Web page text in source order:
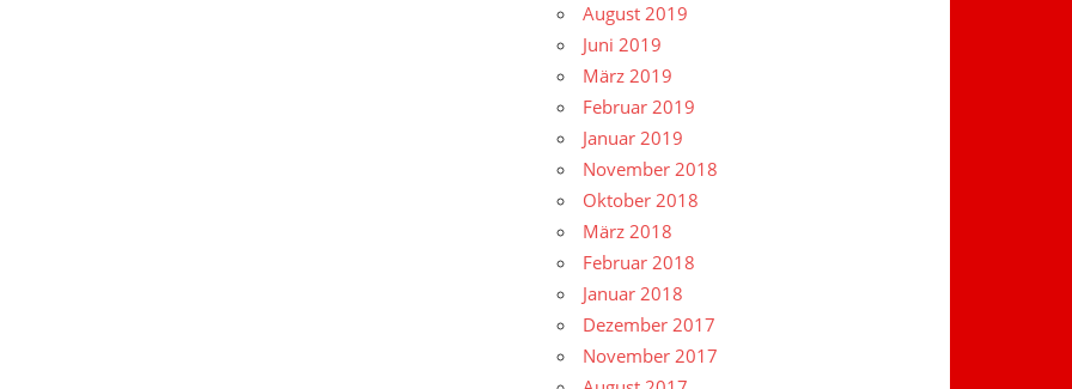
August 2019
Juni 2019
März 2019
Februar 2019
Januar 2019
November 2018
Oktober 2018
März 2018
Februar 2018
Januar 2018
Dezember 2017
November 2017